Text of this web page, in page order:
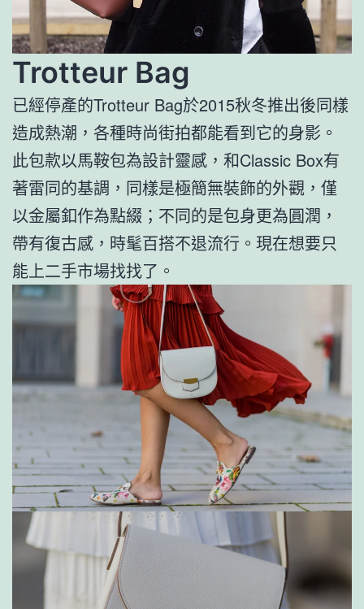
Trotteur Bag
已經停產的Trotteur Bag於2015秋冬推出後同樣
造成熱潮，各種時尚街拍都能看到它的身影。
此包款以馬鞍包為設計靈感，和Classic Box有
著雷同的基調，同樣是極簡無裝飾的外觀，僅
以金屬釦作為點綴；不同的是包身更為圓潤，
帶有復古感，時髦百搭不退流行。現在想要只
能上二手市場找找了。